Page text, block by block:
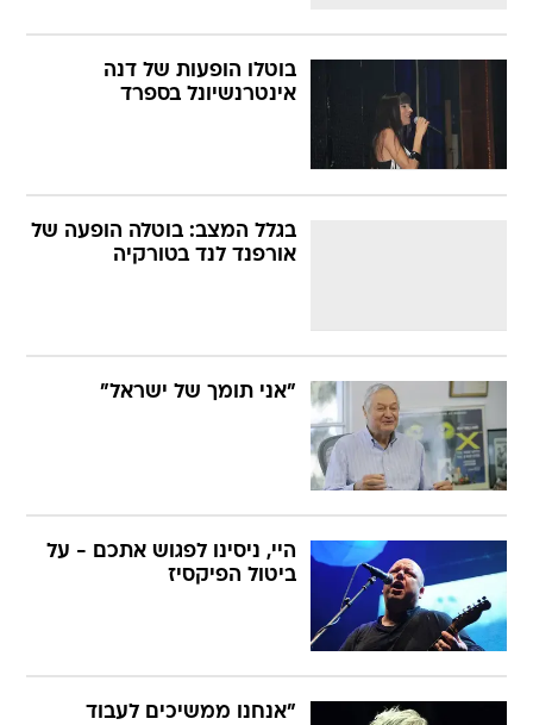
בוטלו הופעות של דנה
אינטרנשיונל בספרד
בגלל המצב: בוטלה הופעה של
אורפנד לנד בטורקיה
"אני תומך של ישראל"
היי, ניסינו לפגוש אתכם - על
ביטול הפיקסיז
"אנחנו ממשיכים לעבוד